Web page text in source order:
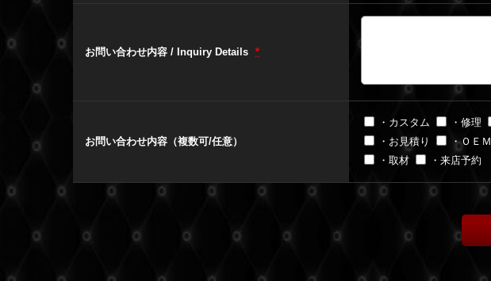
お問い合わせ内容 / Inquiry Details *
お問い合わせ内容（複数可/任意）
・カスタム ・修理
・お見積り
・ＯＥＭ
・取材
・来店予約